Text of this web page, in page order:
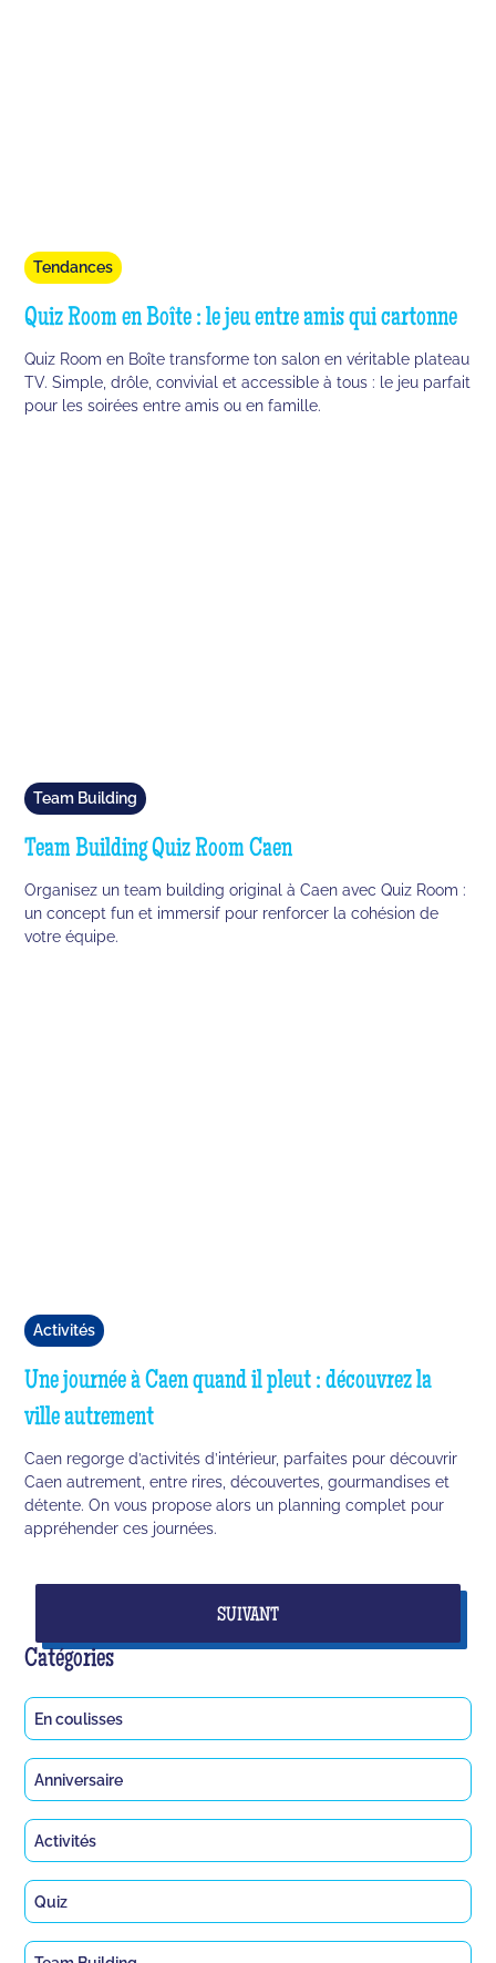
Tendances
Quiz Room en Boîte : le jeu entre amis qui cartonne
Quiz Room en Boîte transforme ton salon en véritable plateau
TV. Simple, drôle, convivial et accessible à tous : le jeu parfait
pour les soirées entre amis ou en famille.
Team Building
Team Building Quiz Room Caen
Organisez un team building original à Caen avec Quiz Room :
un concept fun et immersif pour renforcer la cohésion de
votre équipe.
Activités
Une journée à Caen quand il pleut : découvrez la
ville autrement
Caen regorge d’activités d’intérieur, parfaites pour découvrir
Caen autrement, entre rires, découvertes, gourmandises et
détente. On vous propose alors un planning complet pour
appréhender ces journées.
SUIVANT
Catégories
En coulisses
Anniversaire
Activités
Quiz